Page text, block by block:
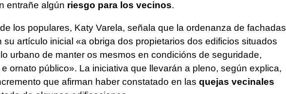
entrañe algún riesgo para los vecinos.
los populares, Katy Varela, señala que la ordenanza de fachadas
su artículo inicial «a obriga dos propietarios dos edificios situados
urbano de manter os mesmos en condicións de seguridade,
ornato público». La iniciativa que llevarán a pleno, según explica,
que afirman haber constatado en las quejas vecinales